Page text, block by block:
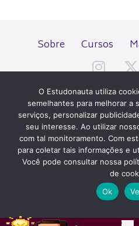
Sobre Cursos
Todos os direitos
PATROCÍNIO E
QUER UM SITE IGUAL A
O Estudonauta utiliza
semelhantes para melhorar a
serviços, personalizar
seu interesse. Ao utilizar
com tal monitoramento. Com
para coletar tais informações e
Você pode consultar nossa
de
Ok